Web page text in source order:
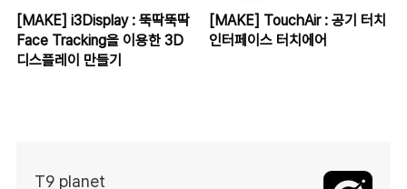
[MAKE] i3Display : 뚝딱뚝딱
Face Tracking을 이용한 3D
디스플레이 만들기
[MAKE] TouchAir : 공기 터치
인터페이스 터치에어
T9 planet